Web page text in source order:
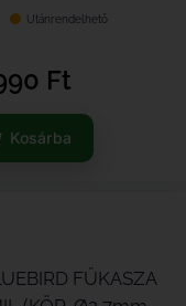
Utánrendelhető
Ft
Kosárba